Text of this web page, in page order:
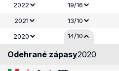
2022
19/16
2021
13/10
2020
14/10
Odehrané zápasy2020